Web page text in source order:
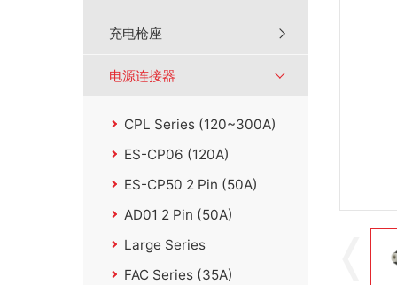
充电枪座
电源连接器
CPL Series (120~300A)
ES-CP06 (120A)
ES-CP50 2 Pin (50A)
AD01 2 Pin (50A)
Large Series
FAC Series (35A)